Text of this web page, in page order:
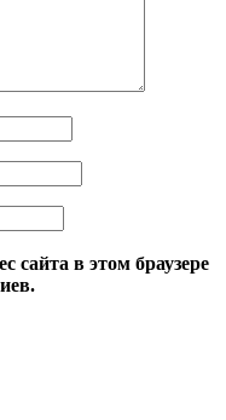
сайта в этом браузере